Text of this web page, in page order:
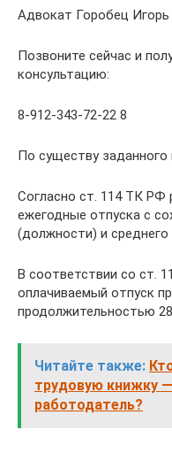
Адвокат Горобец
Позвоните сейчас и
консультацию:
8-912-343-72-22 8
По существу
Согласно ст. 114 ТК РФ
ежегодные отпуска с
(должности) и среднего
В соответствии со ст.
оплачиваемый отпуск
продолжительностью
Читайте также:
трудовую книжку
работодатель?